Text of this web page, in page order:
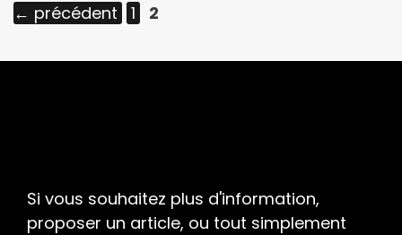
← précédent Page
1 Page
2
Si vous souhaitez plus d'information,
proposer un article, ou tout simplement